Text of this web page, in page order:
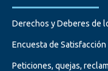
Derechos y Deberes de
Encuesta de Satisfacción
Peticiones, quejas,